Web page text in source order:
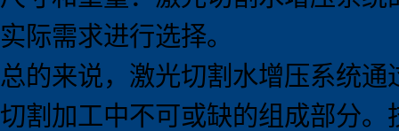
实际需求进行选择。
总的来说，激光切割水增压系统
切割加工中不可或缺的组成部分